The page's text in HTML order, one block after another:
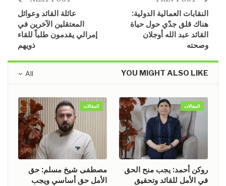
النقابات العمالية الدولية:
هناك قلق جدّي حول حياة
القائد عبد الله أوجلان
وصحته
عائلة القائد وعوائل
المعتقلين الآخرين في
إمرالي يقدمون طلباً للقاء
ذويهم
All YOU MIGHT ALSO LIKE
المقالات
روكن أحمد: يجب منح الحق
في الأمل للقائد وتحقيق
المقالات
مصطفى شيخ مسلم: حق
الأمل حق أساسي ويجب